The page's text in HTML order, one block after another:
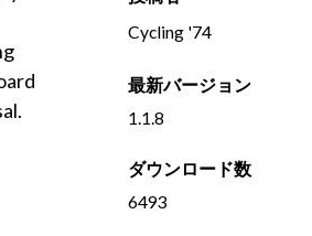
Cycling '74
最新バージョン
1.1.8
ダウンロード数
6493